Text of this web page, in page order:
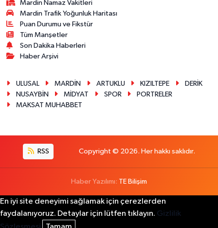
Mardin Namaz Vakitleri
Mardin Trafik Yoğunluk Haritası
Puan Durumu ve Fikstür
Tüm Manşetler
Son Dakika Haberleri
Haber Arşivi
ULUSAL MARDİN ARTUKLU KIZILTEPE
DERİK
NUSAYBİN
MİDYAT SPOR
PORTRELER
MAKSAT MUHABBET
RSS Copyright © 2026. Her hakkı saklıdır.
Haber Yazılımı: TE Bilişim
En iyi site deneyimi sağlamak için çerezlerden
faydalanıyoruz. Detaylar için lütfen tıklayın. Gizlilik